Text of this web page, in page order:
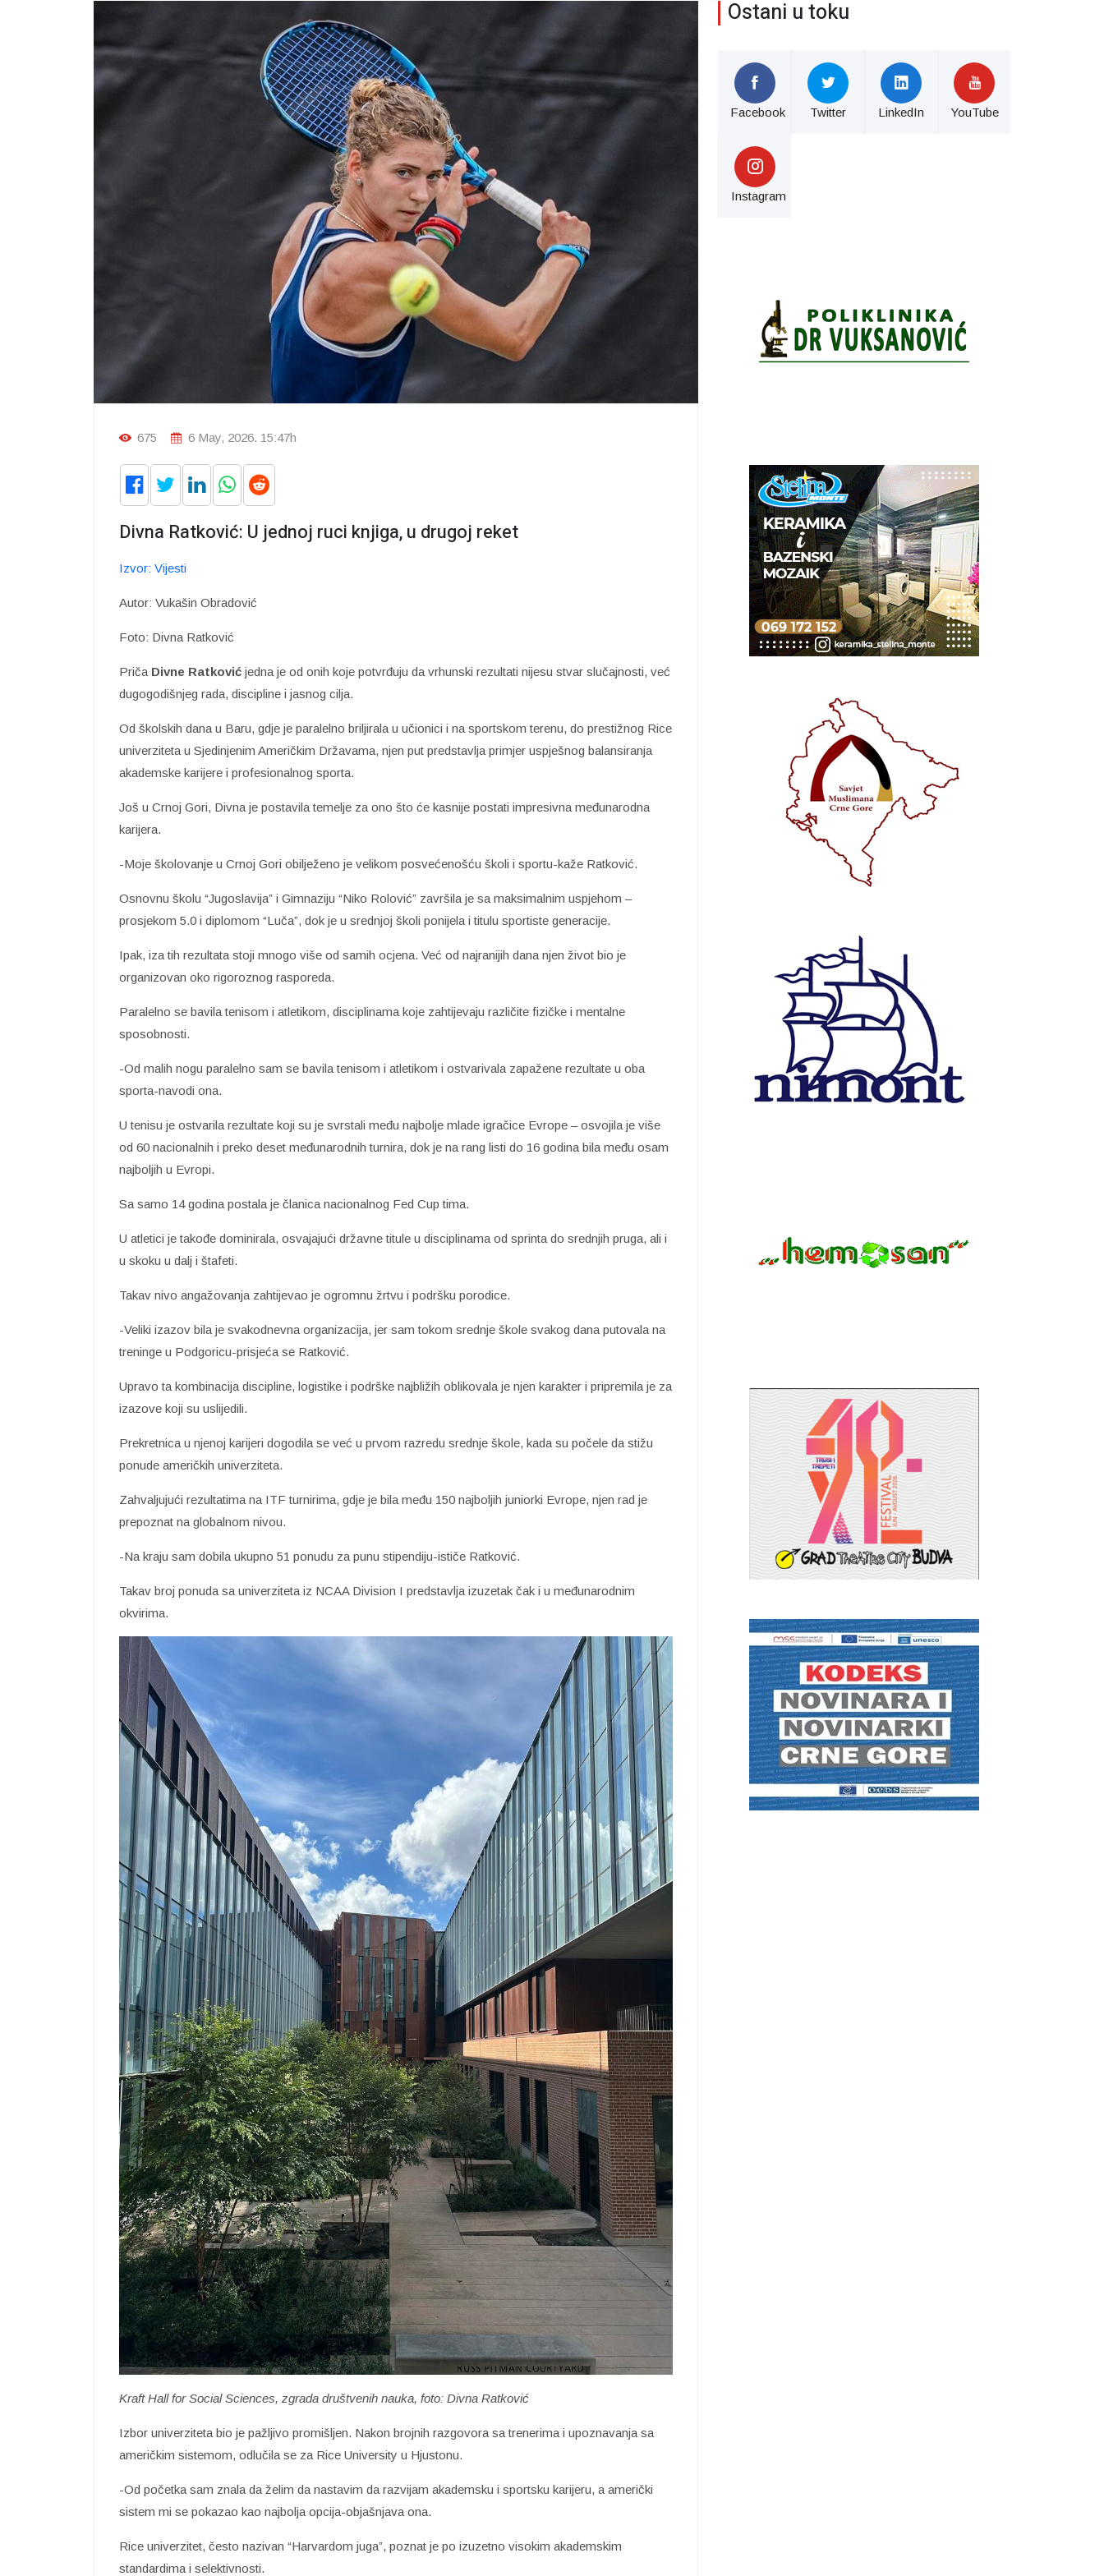
675 6 May, 2026. 15:47h
Divna Ratković: U jednoj ruci knjiga, u drugoj reket
Izvor: Vijesti
Autor: Vukašin Obradović
Foto: Divna Ratković
Priča Divne Ratković jedna je od onih koje potvrđuju da vrhunski rezultati nijesu stvar slučajnosti, već
dugogodišnjeg rada, discipline i jasnog cilja.
Od školskih dana u Baru, gdje je paralelno briljirala u učionici i na sportskom terenu, do prestižnog Rice
univerziteta u Sjedinjenim Američkim Državama, njen put predstavlja primjer uspješnog balansiranja
akademske karijere i profesionalnog sporta.
Još u Crnoj Gori, Divna je postavila temelje za ono što će kasnije postati impresivna međunarodna
karijera.
-Moje školovanje u Crnoj Gori obilježeno je velikom posvećenošću školi i sportu-kaže Ratković.
Osnovnu školu “Jugoslavija” i Gimnaziju “Niko Rolović” završila je sa maksimalnim uspjehom –
prosjekom 5.0 i diplomom “Luča”, dok je u srednjoj školi ponijela i titulu sportiste generacije.
Ipak, iza tih rezultata stoji mnogo više od samih ocjena. Već od najranijih dana njen život bio je
organizovan oko rigoroznog rasporeda.
Paralelno se bavila tenisom i atletikom, disciplinama koje zahtijevaju različite fizičke i mentalne
sposobnosti.
-Od malih nogu paralelno sam se bavila tenisom i atletikom i ostvarivala zapažene rezultate u oba
sporta-navodi ona.
U tenisu je ostvarila rezultate koji su je svrstali među najbolje mlade igračice Evrope – osvojila je više
od 60 nacionalnih i preko deset međunarodnih turnira, dok je na rang listi do 16 godina bila među osam
najboljih u Evropi.
Sa samo 14 godina postala je članica nacionalnog Fed Cup tima.
U atletici je takođe dominirala, osvajajući državne titule u disciplinama od sprinta do srednjih pruga, ali i
u skoku u dalj i štafeti.
Takav nivo angažovanja zahtijevao je ogromnu žrtvu i podršku porodice.
-Veliki izazov bila je svakodnevna organizacija, jer sam tokom srednje škole svakog dana putovala na
treninge u Podgoricu-prisjeća se Ratković.
Upravo ta kombinacija discipline, logistike i podrške najbližih oblikovala je njen karakter i pripremila je za
izazove koji su uslijedili.
Prekretnica u njenoj karijeri dogodila se već u prvom razredu srednje škole, kada su počele da stižu
ponude američkih univerziteta.
Zahvaljujući rezultatima na ITF turnirima, gdje je bila među 150 najboljih juniorki Evrope, njen rad je
prepoznat na globalnom nivou.
-Na kraju sam dobila ukupno 51 ponudu za punu stipendiju-ističe Ratković.
Takav broj ponuda sa univerziteta iz NCAA Division I predstavlja izuzetak čak i u međunarodnim
okvirima.
Kraft Hall for Social Sciences, zgrada društvenih nauka, foto: Divna Ratković
Izbor univerziteta bio je pažljivo promišljen. Nakon brojnih razgovora sa trenerima i upoznavanja sa
američkim sistemom, odlučila se za Rice University u Hjustonu.
-Od početka sam znala da želim da nastavim da razvijam akademsku i sportsku karijeru, a američki
sistem mi se pokazao kao najbolja opcija-objašnjava ona.
Rice univerzitet, često nazivan “Harvardom juga”, poznat je po izuzetno visokim akademskim
standardima i selektivnosti.
Ostani u toku
Facebook Twitter LinkedIn YouTube
Instagram